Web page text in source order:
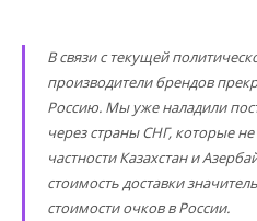
В связи с текущей
производители брендов
Россию. Мы уже наладили
через страны СНГ, которые
частности Казахстан и
стоимость доставки
стоимости очков в России.